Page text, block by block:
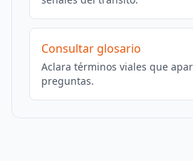
Consultar glosario
Aclara términos viales que
preguntas.